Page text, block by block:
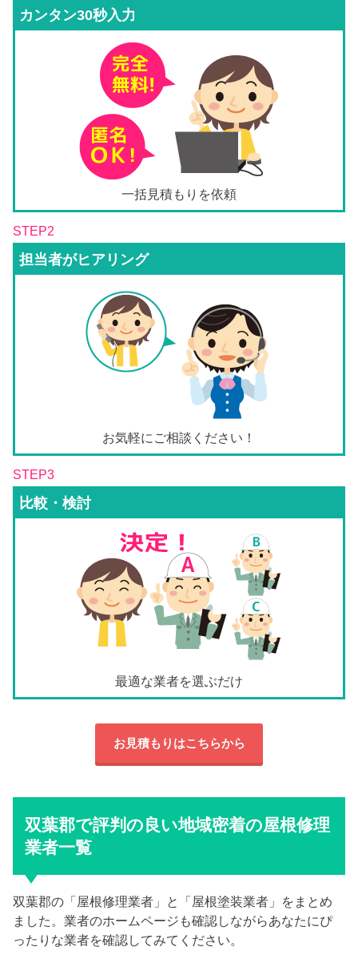
カンタン30秒入力
一括見積もりを依頼
STEP2
担当者がヒアリング
お気軽にご相談ください！
STEP3
比較・検討
最適な業者を選ぶだけ
お見積もりはこちらから
双葉郡で評判の良い地域密着の屋根修理
業者一覧
双葉郡の「屋根修理業者」と「屋根塗装業者」をまとめ
ました。業者のホームページも確認しながらあなたにぴ
ったりな業者を確認してみてください。